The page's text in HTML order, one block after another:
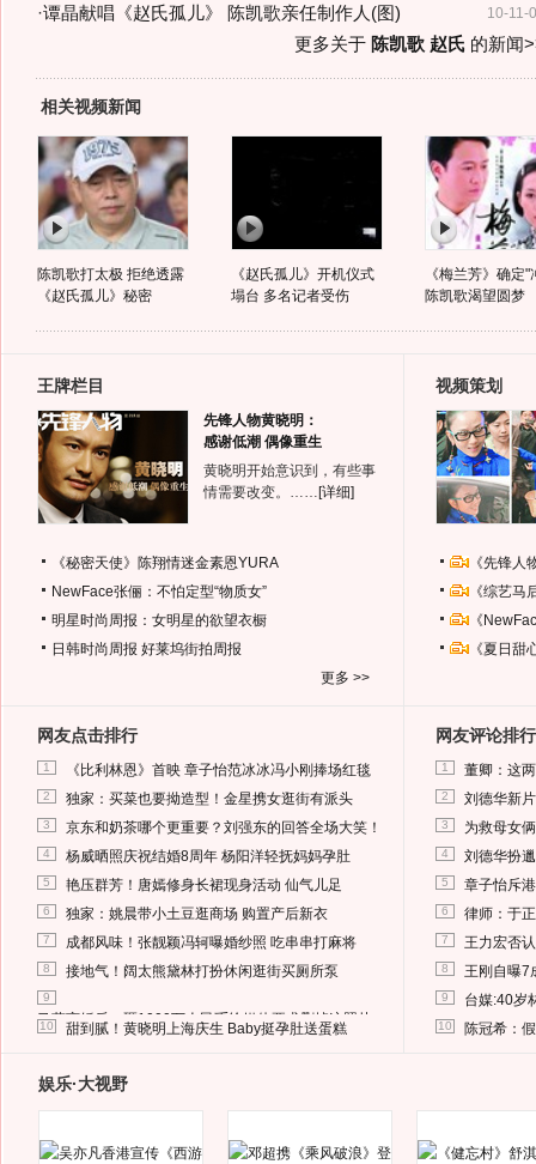
10-11-
·谭晶献唱《赵氏孤儿》 陈凯歌亲任制作人(图)
更多关于 陈凯歌 赵氏 的新闻
相关视频新闻
陈凯歌打太极 拒绝透露
《赵氏孤儿》秘密
《赵氏孤儿》开机仪式
塌台 多名记者受伤
《梅兰芳》确定"
陈凯歌渴望圆梦
王牌栏目
先锋人物黄晓明：
感谢低潮 偶像重生
黄晓明开始意识到，有些事
情需要改变。…… [详细]
《秘密天使》陈翔情迷金素恩YURA
NewFace张俪：不怕定型“物质女”
明星时尚周报：女明星的欲望衣橱
日韩时尚周报 好莱坞街拍周报
更多 >>
视频策划
《先锋
《综艺
《
《夏日
网友点击排行
1 《比利林恩》首映 章子怡范冰冰冯小刚捧场红毯
2 独家：买菜也要拗造型！金星携女逛街有派头
3 京东和奶茶哪个更重要？刘强东的回答全场大笑！
4 杨威晒照庆祝结婚8周年 杨阳洋轻抚妈妈孕肚
5 艳压群芳！唐嫣修身长裙现身活动 仙气儿足
6 独家：姚晨带小土豆逛商场 购置产后新衣
7 成都风味！张靓颖冯轲曝婚纱照 吃串串打麻将
8 接地气！阔太熊黛林打扮休闲逛街买厕所泵
9
马蓉离婚后，砸1000万人民币给媒体要求删掉这照片
10 甜到腻！黄晓明上海庆生 Baby挺孕肚送蛋糕
网友评论排行
1 董卿：这
2 刘德华新
3 为救母女
4 刘德华扮
5 章子怡斥
6 律师：于
7 王力宏否
8 王刚自曝7
9 台媒:40岁
10 陈冠希：
娱乐·大视野